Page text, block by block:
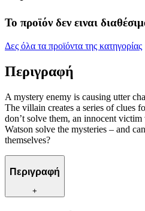
Το προϊόν δεν ειναι
Δες όλα τα προϊόντα της κατηγορίας
Περιγραφή
A mystery enemy is causing utter
The villain creates a series of clues
don’t solve them, an innocent
Watson solve the mysteries – and
themselves?
Περιγραφή
+